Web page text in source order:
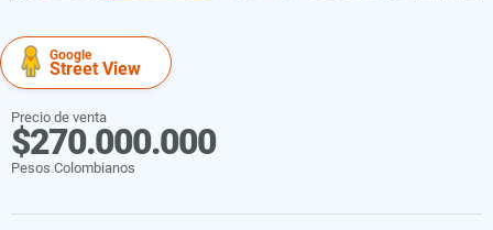
Google
Street View
Precio de venta
$270.000.000
Pesos Colombianos